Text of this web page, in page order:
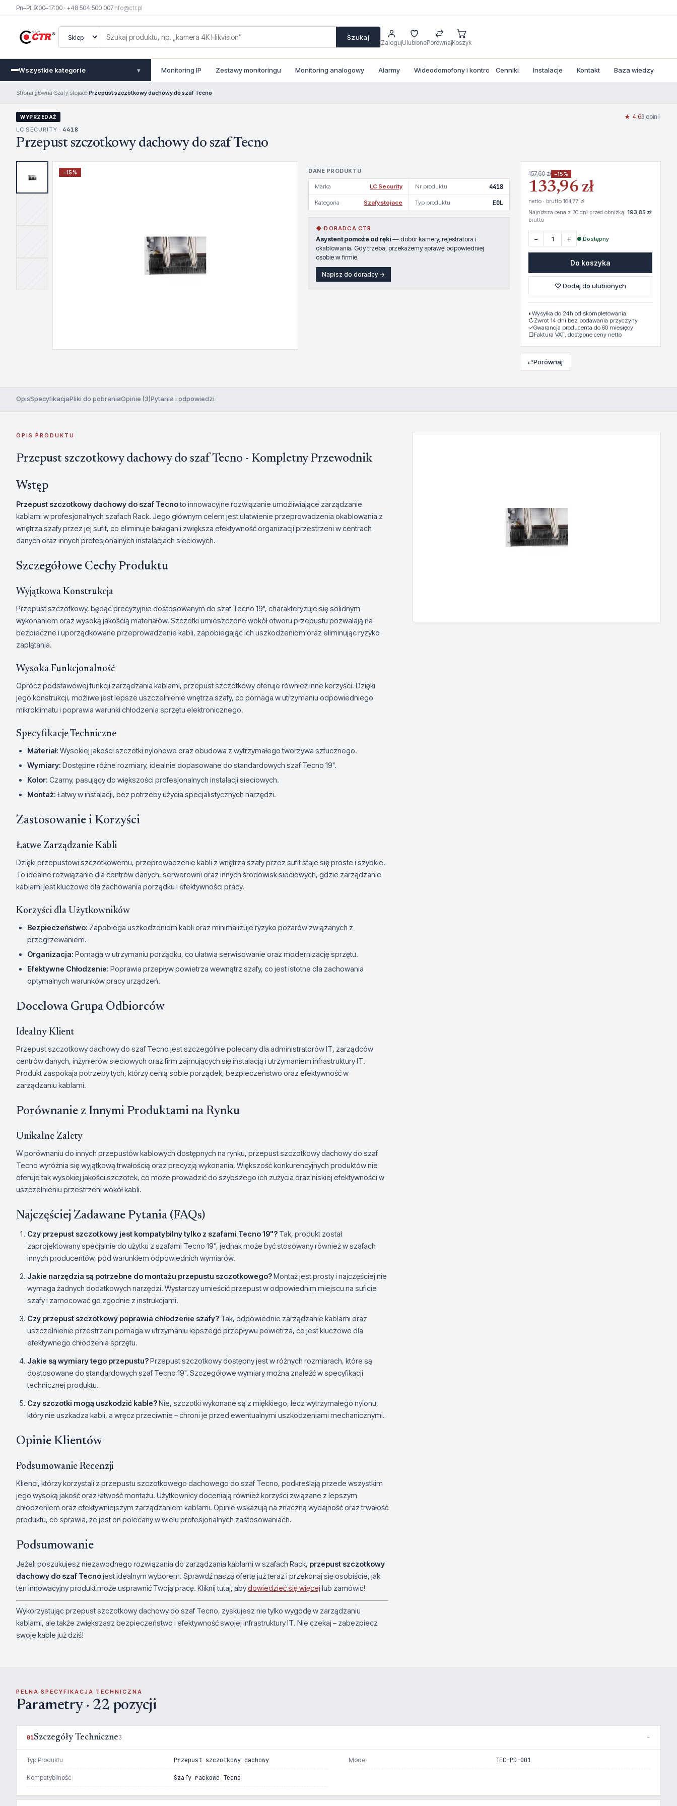
Pn–Pt 9:00–17:00 · +48 504 500 007info@ctr.pl
Szukaj
ZalogujUlubionePorównajKoszyk
Wszystkie kategorie ▾ Monitoring IP Zestawy monitoringu Monitoring analogowy Alarmy Wideodomofony i kontrola dostepu
Cenniki Instalacje Kontakt Baza wiedzy
Strona główna›Szafy stojace›Przepust szczotkowy dachowy do szaf Tecno
WYPRZEDAŻ
LC SECURITY · 4418
Przepust szczotkowy dachowy do szaf Tecno
★ 4.63 opinii·
−15% DANE PRODUKTU
Marka LC Security Nr produktu 4418
Kategoria Szafy stojace Typ produktu EOL
◆ DORADCA CTR
Asystent pomoże od ręki — dobór kamery, rejestratora i
okablowania. Gdy trzeba, przekażemy sprawę odpowiedniej
osobie w firmie.
Napisz do doradcy →
157,60 zł −15%
133,96 zł
netto · brutto 164,77 zł
Najniższa cena z 30 dni przed obniżką: 193,85 zł
brutto
− + ● Dostępny
Do koszyka
♡ Dodaj do ulubionych
◐ Wysyłka do 24h od skompletowania.
↻Zwrot 14 dni bez podawania przyczyny
✓Gwarancja producenta do 60 miesięcy
▢Faktura VAT, dostępne ceny netto
⇄Porównaj
OpisSpecyfikacjaPliki do pobraniaOpinie (3)Pytania i odpowiedzi
OPIS PRODUKTU
Przepust szczotkowy dachowy do szaf Tecno - Kompletny Przewodnik
Wstęp
Przepust szczotkowy dachowy do szaf Tecnoto innowacyjne rozwiązanie umożliwiające zarządzanie
kablami w profesjonalnych szafach Rack. Jego głównym celem jest ułatwienie przeprowadzenia okablowania z
wnętrza szafy przez jej sufit, co eliminuje bałagan i zwiększa efektywność organizacji przestrzeni w centrach
danych oraz innych profesjonalnych instalacjach sieciowych.
Szczegółowe Cechy Produktu
Wyjątkowa Konstrukcja
Przepust szczotkowy, będąc precyzyjnie dostosowanym do szaf Tecno 19", charakteryzuje się solidnym
wykonaniem oraz wysoką jakością materiałów. Szczotki umieszczone wokół otworu przepustu pozwalają na
bezpieczne i uporządkowane przeprowadzenie kabli, zapobiegając ich uszkodzeniom oraz eliminując ryzyko
zaplątania.
Wysoka Funkcjonalność
Oprócz podstawowej funkcji zarządzania kablami, przepust szczotkowy oferuje również inne korzyści. Dzięki
jego konstrukcji, możliwe jest lepsze uszczelnienie wnętrza szafy, co pomaga w utrzymaniu odpowiedniego
mikroklimatu i poprawia warunki chłodzenia sprzętu elektronicznego.
Specyfikacje Techniczne
Materiał: Wysokiej jakości szczotki nylonowe oraz obudowa z wytrzymałego tworzywa sztucznego.
Wymiary: Dostępne różne rozmiary, idealnie dopasowane do standardowych szaf Tecno 19".
Kolor: Czarny, pasujący do większości profesjonalnych instalacji sieciowych.
Montaż: Łatwy w instalacji, bez potrzeby użycia specjalistycznych narzędzi.
Zastosowanie i Korzyści
Łatwe Zarządzanie Kabli
Dzięki przepustowi szczotkowemu, przeprowadzenie kabli z wnętrza szafy przez sufit staje się proste i szybkie.
To idealne rozwiązanie dla centrów danych, serwerowni oraz innych środowisk sieciowych, gdzie zarządzanie
kablami jest kluczowe dla zachowania porządku i efektywności pracy.
Korzyści dla Użytkowników
Bezpieczeństwo: Zapobiega uszkodzeniom kabli oraz minimalizuje ryzyko pożarów związanych z
przegrzewaniem.
Organizacja: Pomaga w utrzymaniu porządku, co ułatwia serwisowanie oraz modernizację sprzętu.
Efektywne Chłodzenie: Poprawia przepływ powietrza wewnątrz szafy, co jest istotne dla zachowania
optymalnych warunków pracy urządzeń.
Docelowa Grupa Odbiorców
Idealny Klient
Przepust szczotkowy dachowy do szaf Tecno jest szczególnie polecany dla administratorów IT, zarządców
centrów danych, inżynierów sieciowych oraz firm zajmujących się instalacją i utrzymaniem infrastruktury IT.
Produkt zaspokaja potrzeby tych, którzy cenią sobie porządek, bezpieczeństwo oraz efektywność w
zarządzaniu kablami.
Porównanie z Innymi Produktami na Rynku
Unikalne Zalety
W porównaniu do innych przepustów kablowych dostępnych na rynku, przepust szczotkowy dachowy do szaf
Tecno wyróżnia się wyjątkową trwałością oraz precyzją wykonania. Większość konkurencyjnych produktów nie
oferuje tak wysokiej jakości szczotek, co może prowadzić do szybszego ich zużycia oraz niskiej efektywności w
uszczelnieniu przestrzeni wokół kabli.
Najczęściej Zadawane Pytania (FAQs)
Czy przepust szczotkowy jest kompatybilny tylko z szafami Tecno 19"? Tak, produkt został
zaprojektowany specjalnie do użytku z szafami Tecno 19”, jednak może być stosowany również w szafach
innych producentów, pod warunkiem odpowiednich wymiarów.
Jakie narzędzia są potrzebne do montażu przepustu szczotkowego?Montaż jest prosty i najczęściej nie
wymaga żadnych dodatkowych narzędzi. Wystarczy umieścić przepust w odpowiednim miejscu na suficie
szafy i zamocować go zgodnie z instrukcjami.
Czy przepust szczotkowy poprawia chłodzenie szafy? Tak, odpowiednie zarządzanie kablami oraz
uszczelnienie przestrzeni pomaga w utrzymaniu lepszego przepływu powietrza, co jest kluczowe dla
efektywnego chłodzenia sprzętu.
Jakie są wymiary tego przepustu?Przepust szczotkowy dostępny jest w różnych rozmiarach, które są
dostosowane do standardowych szaf Tecno 19". Szczegółowe wymiary można znaleźć w specyfikacji
technicznej produktu.
Czy szczotki mogą uszkodzić kable?Nie, szczotki wykonane są z miękkiego, lecz wytrzymałego nylonu,
który nie uszkadza kabli, a wręcz przeciwnie – chroni je przed ewentualnymi uszkodzeniami mechanicznymi.
Opinie Klientów
Podsumowanie Recenzji
Klienci, którzy korzystali z przepustu szczotkowego dachowego do szaf Tecno, podkreślają przede wszystkim
jego wysoką jakość oraz łatwość montażu. Użytkownicy doceniają również korzyści związane z lepszym
chłodzeniem oraz efektywniejszym zarządzaniem kablami. Opinie wskazują na znaczną wydajność oraz trwałość
produktu, co sprawia, że jest on polecany w wielu profesjonalnych zastosowaniach.
Podsumowanie
Jeżeli poszukujesz niezawodnego rozwiązania do zarządzania kablami w szafach Rack, przepust szczotkowy
dachowy do szaf Tecnojest idealnym wyborem. Sprawdź naszą ofertę już teraz i przekonaj się osobiście, jak
ten innowacyjny produkt może usprawnić Twoją pracę. Kliknij tutaj, abydowiedzieć się więcej lub zamówić!
Wykorzystując przepust szczotkowy dachowy do szaf Tecno, zyskujesz nie tylko wygodę w zarządzaniu
kablami, ale także zwiększasz bezpieczeństwo i efektywność swojej infrastruktury IT. Nie czekaj – zabezpiecz
swoje kable już dziś!
PEŁNA SPECYFIKACJA TECHNICZNA
Parametry · 22 pozycji
01Szczegóły Techniczne3
Typ Produktu Przepust szczotkowy dachowy Model TEC-PD-001
Kompatybilność Szafy rackowe Tecno